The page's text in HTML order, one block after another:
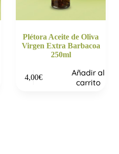
Plétora Aceite de Oliva
Virgen Extra Barbacoa
250ml
4,00€
Añadir al
carrito